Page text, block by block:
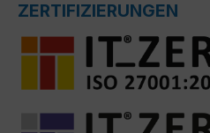
ZERTIFIZIERUNGEN